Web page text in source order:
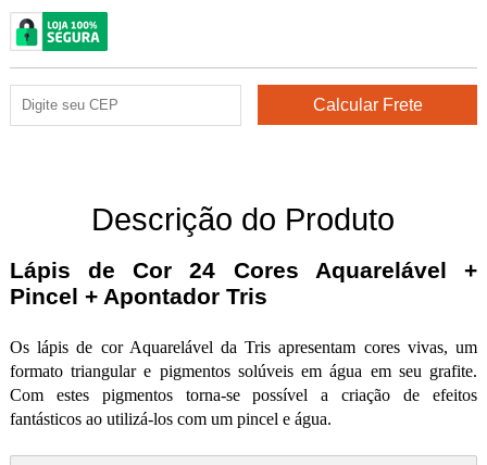
Descrição do Produto
Lápis de Cor 24 Cores Aquarelável +
Pincel + Apontador Tris
Os lápis de cor Aquarelável da Tris apresentam cores vivas, um
formato triangular e pigmentos solúveis em água em seu grafite.
Com estes pigmentos torna-se possível a criação de efeitos
fantásticos ao utilizá-los com um pincel e água.